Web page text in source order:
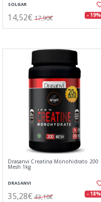
SOLGAR
14,52€ 17,90€ - 19%
Drasanvi Creatina Monohidrato 200
Mesh 1kg
DRASANVI
35,28€ 43,16€ - 18%